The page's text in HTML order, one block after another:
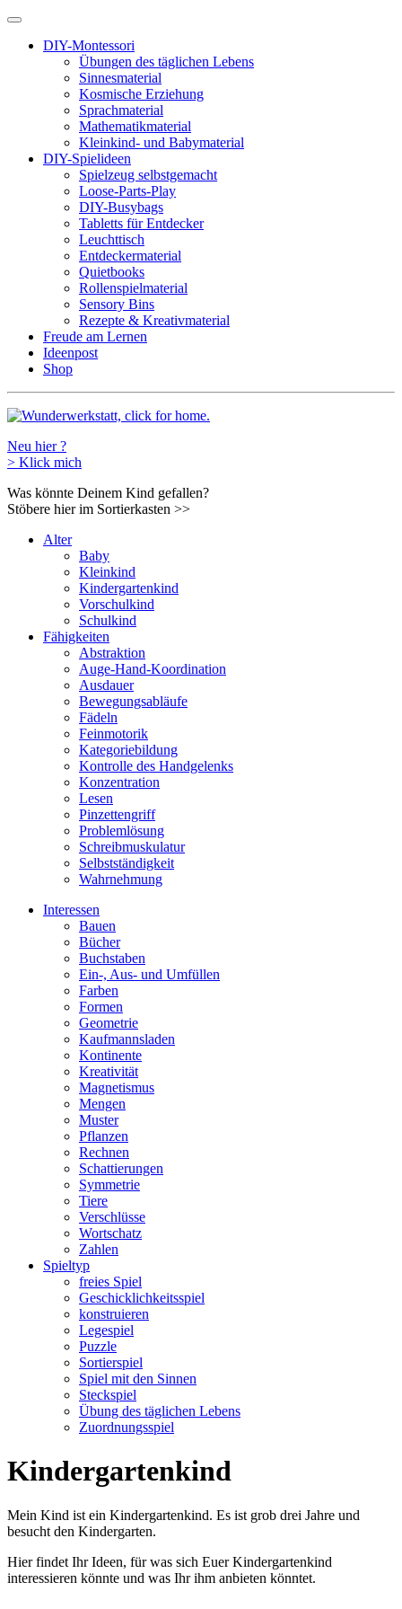
DIY-Montessori
Übungen des täglichen Lebens
Sinnesmaterial
Kosmische Erziehung
Sprachmaterial
Mathematikmaterial
Kleinkind- und Babymaterial
DIY-Spielideen
Spielzeug selbstgemacht
Loose-Parts-Play
DIY-Busybags
Tabletts für Entdecker
Leuchttisch
Entdeckermaterial
Quietbooks
Rollenspielmaterial
Sensory Bins
Rezepte & Kreativmaterial
Freude am Lernen
Ideenpost
Shop
Neu hier ?
> Klick mich
Was könnte Deinem Kind gefallen?
Stöbere hier im Sortierkasten >>
Alter
Baby
Kleinkind
Kindergartenkind
Vorschulkind
Schulkind
Fähigkeiten
Abstraktion
Auge-Hand-Koordination
Ausdauer
Bewegungsabläufe
Fädeln
Feinmotorik
Kategoriebildung
Kontrolle des Handgelenks
Konzentration
Lesen
Pinzettengriff
Problemlösung
Schreibmuskulatur
Selbstständigkeit
Wahrnehmung
Interessen
Bauen
Bücher
Buchstaben
Ein-, Aus- und Umfüllen
Farben
Formen
Geometrie
Kaufmannsladen
Kontinente
Kreativität
Magnetismus
Mengen
Muster
Pflanzen
Rechnen
Schattierungen
Symmetrie
Tiere
Verschlüsse
Wortschatz
Zahlen
Spieltyp
freies Spiel
Geschicklichkeitsspiel
konstruieren
Legespiel
Puzzle
Sortierspiel
Spiel mit den Sinnen
Steckspiel
Übung des täglichen Lebens
Zuordnungsspiel
Kindergartenkind
Mein Kind ist ein Kindergartenkind. Es ist grob drei Jahre und
besucht den Kindergarten.
Hier findet Ihr Ideen, für was sich Euer Kindergartenkind
interessieren könnte und was Ihr ihm anbieten könntet.